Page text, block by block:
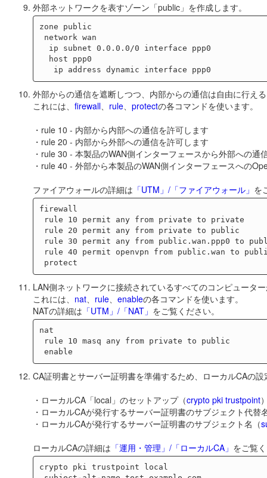
外部ネットワークを表すゾーン「public」を作成します。
zone public
外部からの通信を遮断しつつ、内部からの通信は自由に行え
これには、 firewall rule protectの各コマンドを使います。
・rule 10 - 内部から内部への通信を許可します
・rule 20 - 内部から外部への通信を許可します
・rule 30 - 本製品のWAN側インターフェースから外部への通
・rule 40 - 外部から本製品のWAN側インターフェースへの
ファイアウォールの詳細は 「UTM」/「ファイアウォール」 を
firewall
LAN側ネットワークに接続されているすべてのコンピュータ
これには、 nat rule enableの各コマンドを使います。
NATの詳細は 「UTM」/「NAT」 をご覧ください。
nat
CA証明書とサーバー証明書を準備するため、ローカルCAの
・ローカルCA「local」のセットアップ（crypto pki trustpoint
・ローカルCAが発行するサーバー証明書のサブジェクト代替
・ローカルCAが発行するサーバー証明書のサブジェクト名（
ローカルCAの詳細は 「運用・管理」/「ローカルCA」 をご覧
crypto pki trustpoint local